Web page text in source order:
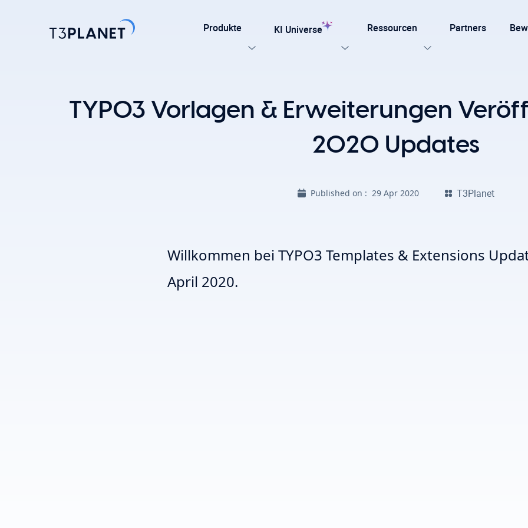
Produkte
Am beliebtesten
TYPO3-Template für Agenturen und Entwickler – entwickelt für
KI Universe
KI-Stiftung für TYPO3
Ressourcen Partners
TYPO3 Vorlagen & Erweiterungen
2020 Updates
Published on : 29 Apr 2020 T3Planet
Willkommen bei TYPO3 Templates & Extensions
April 2020.